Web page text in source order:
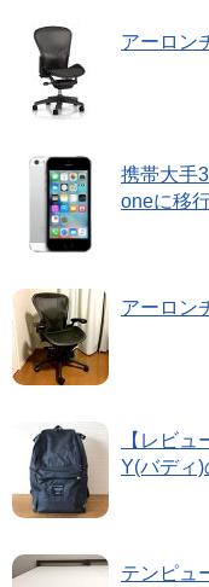
アーロン
携帯大手
oneに移
アーロン
【レビ
Y(バディ)
テンピュ